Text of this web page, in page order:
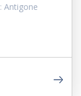
Antigone